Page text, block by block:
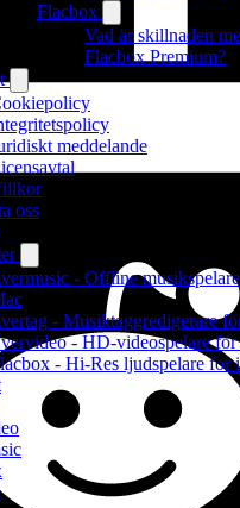
Flacbox
Vad är skillnaden
Flacbox Premium?
meddelande
oss
- Offline
- Musiktaggredigerare
- HD-videospelare
- Hi-Res ljudspelare for